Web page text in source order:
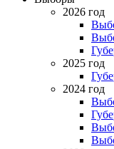
2026 год
2025 год
2024 год